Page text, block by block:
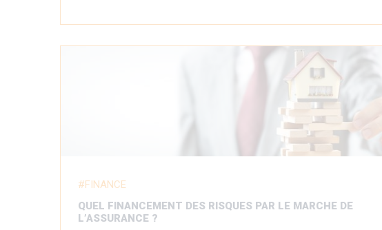
FINANCE
QUEL FINANCEMENT DES RISQUES PAR LE MARCHE DE
L’ASSURANCE ?